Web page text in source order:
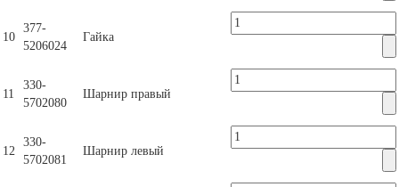
10
377-
5206024
Гайка
11
330-
5702080
Шарнир правый
12
330-
5702081
Шарнир левый